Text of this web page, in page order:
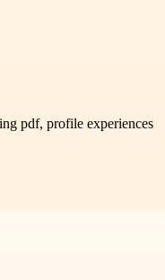
pdf, profile experiences